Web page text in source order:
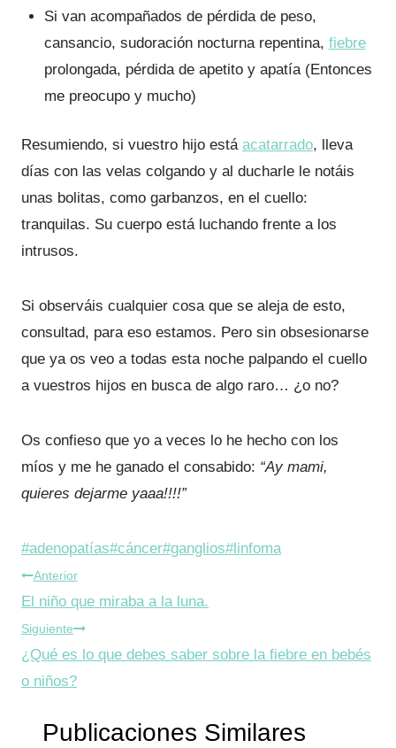
Si van acompañados de pérdida de peso,
cansancio, sudoración nocturna repentina, fiebre
prolongada, pérdida de apetito y apatía (Entonces
me preocupo y mucho)
Resumiendo, si vuestro hijo está acatarrado, lleva
días con las velas colgando y al ducharle le notáis
unas bolitas, como garbanzos, en el cuello:
tranquilas. Su cuerpo está luchando frente a los
intrusos.
Si observáis cualquier cosa que se aleja de esto,
consultad, para eso estamos. Pero sin obsesionarse
que ya os veo a todas esta noche palpando el cuello
a vuestros hijos en busca de algo raro… ¿o no?
Os confieso que yo a veces lo he hecho con los
míos y me he ganado el consabido: “Ay mami,
quieres dejarme yaaa!!!!”
Etiquetas
de
la
entrada:
#adenopatías#cáncer#ganglios#linfoma
Navegación
de
entradas
Anterior
El niño que miraba a la luna.
Siguiente
¿Qué es lo que debes saber sobre la fiebre en bebés
o niños?
Publicaciones Similares